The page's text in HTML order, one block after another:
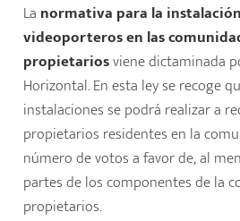
La normativa para la
videoporterosen las
propietariosviene dictaminada
Horizontal. En esta ley se recoge
instalaciones se podrá realizar a
propietarios residentes en la
número de votos a favor de, al
partes de los componentes de la
propietarios.